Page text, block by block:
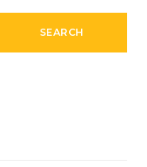
SEARCH